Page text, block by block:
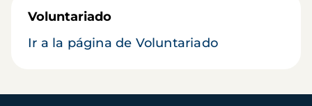
Voluntariado
Ir a la página de Voluntariado